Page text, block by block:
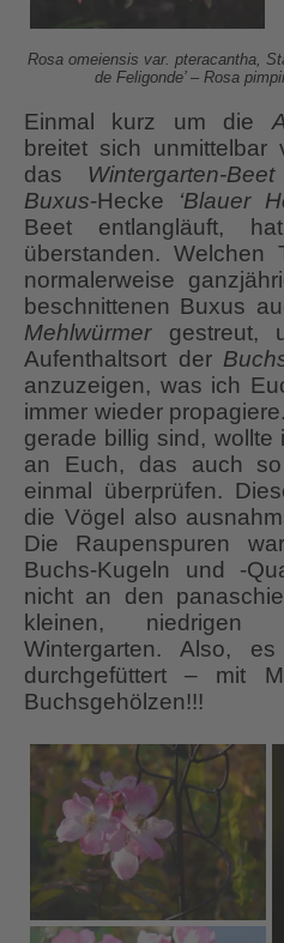
Rosa omeiensis var. pteracantha,
de Feligonde’ – Rosa
Einmal kurz um die
breitet sich unmittelbar
das Wintergarten-Beet
Buxus-Hecke ‘Blauer
Beet entlangläuft,
überstanden. Welchen
normalerweise
beschnittenen Buxus
Mehlwürmergestreut,
Aufenthaltsort der
anzuzeigen, was ich
immer wieder
gerade billig sind, wollte
an Euch, das auch
einmal überprüfen.
die Vögel also
Die Raupenspuren
Buchs-Kugeln und -
nicht an den
kleinen,
Wintergarten. Also,
durchgefüttert – mit
Buchsgehölzen!!!